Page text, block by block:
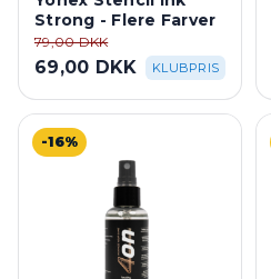
Strong - Flere Farver
79,00 DKK
69,00 DKK KLUBPRIS
-16%